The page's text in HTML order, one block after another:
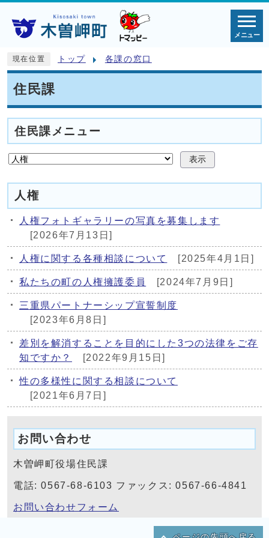
メニュー
現在位置 トップ 各課の窓口
住民課
住民課メニュー
表示
人権
人権フォトギャラリーの写真を募集します
[2026年7月13日]
人権に関する各種相談について [2025年4月1日]
私たちの町の人権擁護委員 [2024年7月9日]
三重県パートナーシップ宣誓制度
[2023年6月8日]
差別を解消することを目的にした3つの法律をご存
知ですか？
[2022年9月15日]
性の多様性に関する相談について
[2021年6月7日]
お問い合わせ
木曽岬町役場住民課
電話: 0567-68-6103 ファックス: 0567-66-4841
お問い合わせフォーム